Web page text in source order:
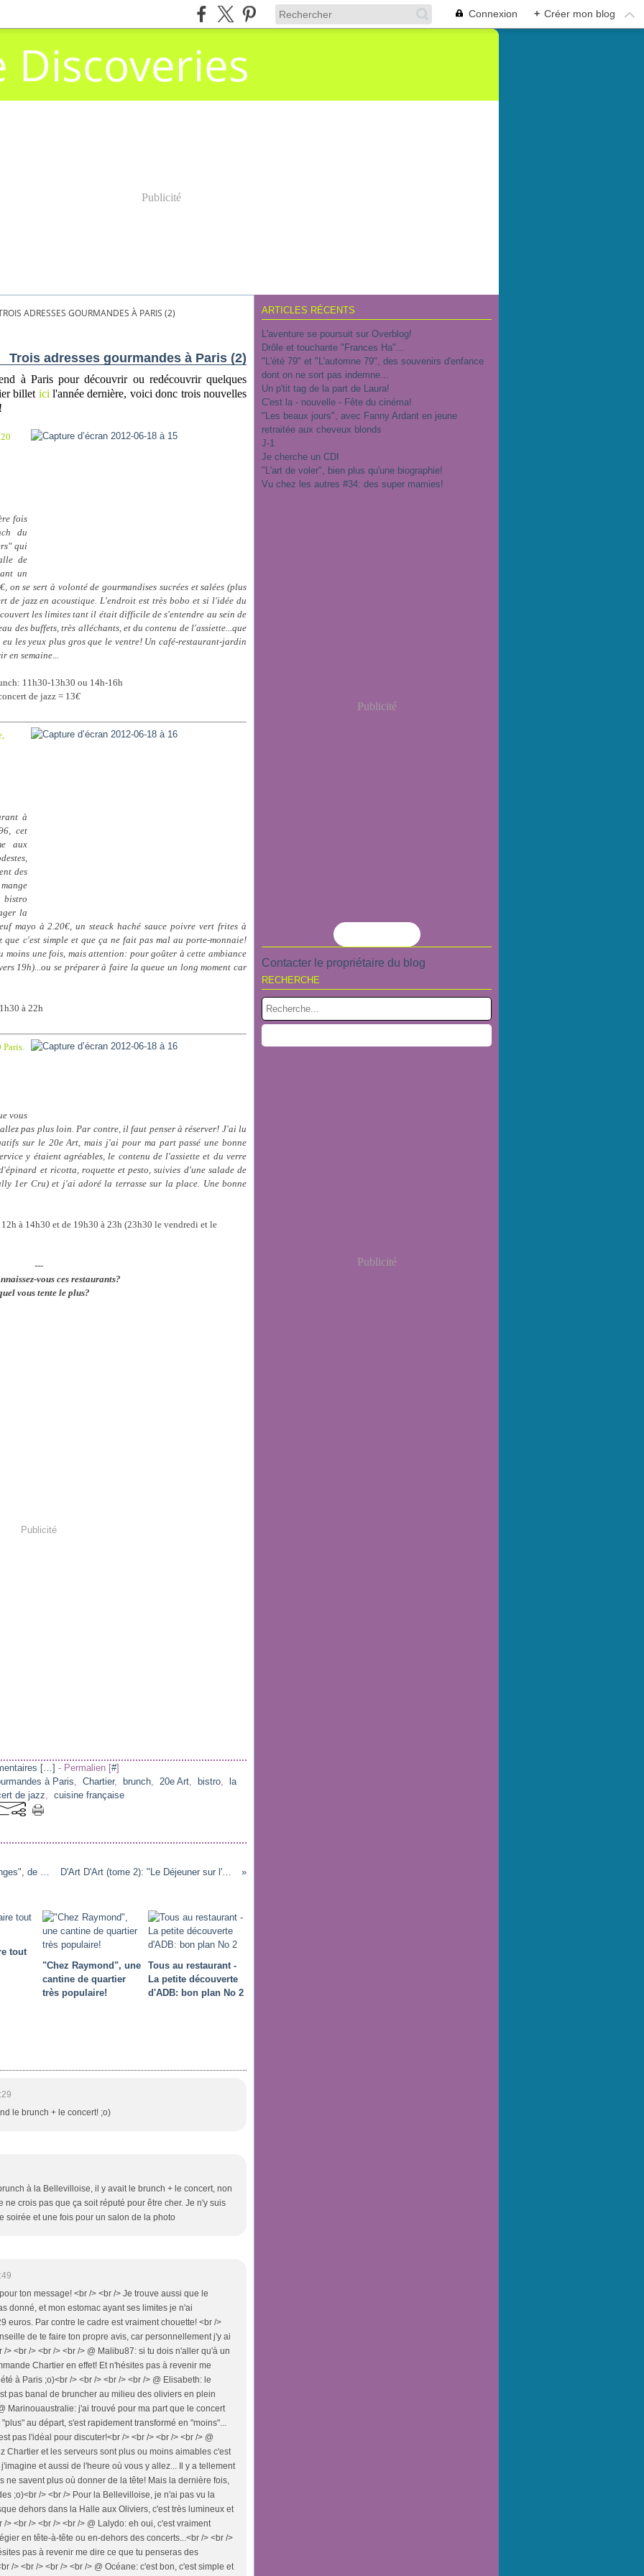
Connexion + Créer mon blog
Discoveries
Publicité
ADRESSES GOURMANDES À PARIS (2)
Trois adresses gourmandes à Paris (2)
à Paris pour découvrir ou redécouvrir quelques
billet ici l'année dernière, voici donc trois nouvelles
fois
du
qui
de
un
€, on se sert à volontéde gourmandises sucrées et salées (plus
de jazz en acoustique. L'endroit est très bobo et si l'idée du
les limites tant il était difficile de s'entendre au sein de
des buffets, très alléchants, et du contenu de l'assiette...que
les yeux plus gros que le ventre! Un café-restaurant-jardin
en semaine...
11h30-13h30 ou 14h-16h
de jazz = 13€
à
cet
aux
des
bistro
la
mayo à 2.20€, un steack haché sauce poivre vert frites à
que c'est simple et que ça ne fait pas mal au porte-monnaie!
moins une fois, mais attention: pour goûter à cette ambiance
19h)...ou se préparer à faire la queue un long moment car
à 22h
Paris.
vous
pas plus loin. Par contre, il faut penser à réserver! J'ai lu
sur le 20e Art, mais j'ai pour ma part passé une bonne
y étaient agréables, le contenu de l'assiette et du verre
et ricotta, roquette et pesto, suivies d'une salade de
1er Cru) et j'ai adoré la terrasse sur la place. Une bonne
à 14h30 et de 19h30 à 23h (23h30 le vendredi et le
---
vous ces restaurants?
vous tente le plus?
Publicité
[…] - Permalien [#]
à Paris, Chartier, brunch, 20e Art, bistro,
la
de jazz, cuisine française
"The Angels' Share" ou "La part des anges", de Ken Loach: une déception... D'Art D'Art (tome 2): "Le Déjeuner sur l'Herbe", de Claude Monet
tout
"Chez Raymond", une
cantine de quartier
très populaire!
Tous au restaurant -
La petite découverte
d'ADB: bon plan No 2
le brunch + le concert! ;o)
à la Bellevilloise, il y avait le brunch + le concert, non
ne crois pas que ça soit réputé pour être cher. Je n'y suis
soirée et une fois pour un salon de la photo
ton message! <br /> <br /> Je trouve aussi que le
donné, et mon estomac ayant ses limites je n'ai
euros. Par contre le cadre est vraiment chouette! <br />
de te faire ton propre avis, car personnellement j'y ai
> <br /> <br /> <br /> @ Malibu87: si tu dois n'aller qu'à un
Chartier en effet! Et n'hésites pas à revenir me
à Paris ;o)<br /> <br /> <br /> <br /> @ Elisabeth: le
pas banal de bruncher au milieu des oliviers en plein
Marinouaustralie: j'ai trouvé pour ma part que le concert
au départ, s'est rapidement transformé en "moins"...
pas l'idéal pour discuter!<br /> <br /> <br /> <br /> @
Chartier et les serveurs sont plus ou moins aimables c'est
et aussi de l'heure où vous y allez... Il y a tellement
ne savent plus où donner de la tête! Mais la dernière fois,
;o)<br /> <br /> Pour la Bellevilloise, je n'ai pas vu la
dehors dans la Halle aux Oliviers, c'est très lumineux et
> <br /> <br /> <br /> @ Lalydo: eh oui, c'est vraiment
en tête-à-tête ou en-dehors des concerts...<br /> <br />
pas à revenir me dire ce que tu penseras des
/> <br /> <br /> <br /> @ Océane: c'est bon, c'est simple et
ARTICLES RÉCENTS
L'aventure se poursuit sur Overblog!
Drôle et touchante "Frances Ha"...
"L'été 79" et "L'automne 79", des souvenirs d'enfance
dont on ne sort pas indemne...
Un p'tit tag de la part de Laura!
C'est la - nouvelle - Fête du cinéma!
"Les beaux jours", avec Fanny Ardant en jeune
retraitée aux cheveux blonds
J-1
Je cherche un CDI
"L'art de voler", bien plus qu'une biographie!
Vu chez les autres #34: des super mamies!
Publicité
Contacter le propriétaire du blog
RECHERCHE
Publicité